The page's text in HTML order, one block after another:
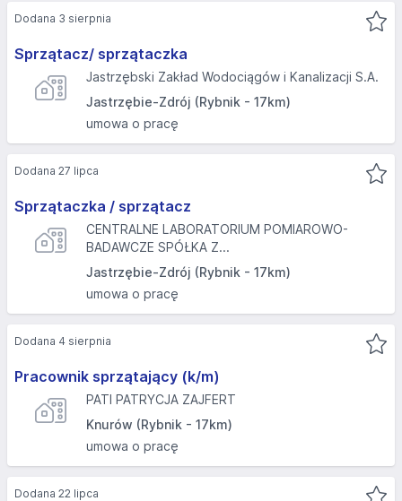
Sprzątacz/ sprzątaczka
Jastrzębski Zakład Wodociągów i Kanalizacji S.A.
Jastrzębie-Zdrój (Rybnik - 17km)
umowa o pracę
Dodana 3 sierpnia
Sprzątaczka / sprzątacz
CENTRALNE LABORATORIUM POMIAROWO-
BADAWCZE SPÓŁKA Z...
Jastrzębie-Zdrój (Rybnik - 17km)
umowa o pracę
Dodana 27 lipca
Pracownik sprzątający (k/m)
PATI PATRYCJA ZAJFERT
Knurów (Rybnik - 17km)
umowa o pracę
Dodana 4 sierpnia
Dodana 22 lipca